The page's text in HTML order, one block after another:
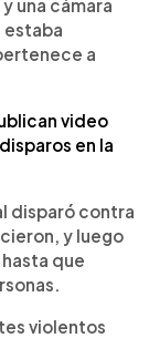
una cámara
estaba
a
video
en la
disparó contra
y luego
que
violentos